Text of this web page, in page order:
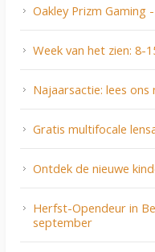
Oakley Prizm Gaming
Week van het zien: 8-
Najaarsactie: lees ons
Gratis multifocale
Ontdek de nieuwe
Herfst-Opendeur in
september